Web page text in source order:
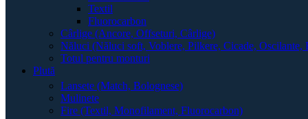
Textil
Fluorocarbon
Cârlige (Ancore, Offseturi, Cârlige)
Năluci (Năluci soft, Voblere, Pilkere, Cicade, Oscilante,
Totul pentru monturi
Plută
Lansete (Match, Bolognese)
Mulinete
Fire (Textil, Monofilament, Fluorocarbon)